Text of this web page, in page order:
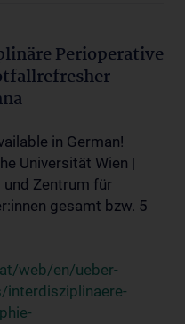
Perioperative
in German!
Universität Wien |
und Zentrum für
gesamt bzw. 5
web/en/ueber-
interdisziplinaere-